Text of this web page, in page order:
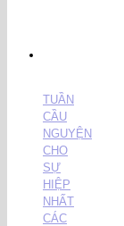
TUẦN
CẦU
NGUYỆN
CHO
SỰ
HIỆP
NHẤT
CÁC